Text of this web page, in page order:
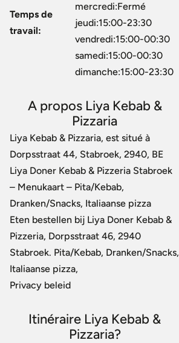
Temps de
travail:
mercredi:Fermé
jeudi:15:00-23:30
vendredi:15:00-00:30
samedi:15:00-00:30
dimanche:15:00-23:30
A propos Liya Kebab &
Pizzaria
Liya Kebab & Pizzaria, est situé à
Dorpsstraat 44, Stabroek, 2940, BE
Liya Doner Kebab & Pizzeria Stabroek
– Menukaart – Pita/Kebab,
Dranken/Snacks, Italiaanse pizza
Eten bestellen bij Liya Doner Kebab &
Pizzeria, Dorpsstraat 46, 2940
Stabroek. Pita/Kebab, Dranken/Snacks,
Italiaanse pizza,
Privacy beleid
Itinéraire Liya Kebab &
Pizzaria?